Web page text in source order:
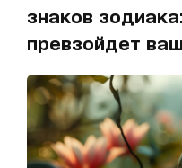
знаков
превзойдет